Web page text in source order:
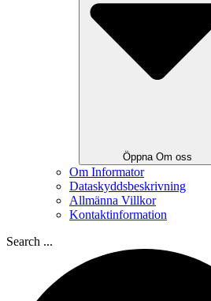
Öppna Om oss
Om Informator
Dataskyddsbeskrivning
Allmänna Villkor
Kontaktinformation
Search ...